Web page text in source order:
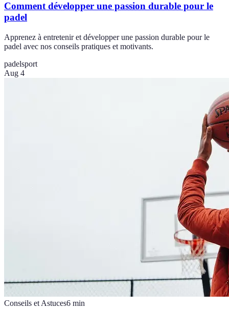
Comment développer une passion durable pour le
padel
Apprenez à entretenir et développer une passion durable pour le
padel avec nos conseils pratiques et motivants.
padelsport
Aug 4
Conseils et Astuces6 min